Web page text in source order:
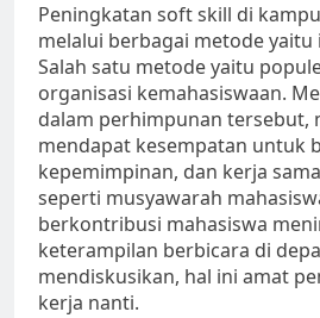
Peningkatan soft skill di
melalui berbagai metode
Salah satu metode yaitu
organisasi kemahasiswaan.
dalam perhimpunan tersebut,
mendapat kesempatan untuk
kepemimpinan, dan kerja
seperti musyawarah
berkontribusi mahasiswa
keterampilan berbicara di
mendiskusikan, hal ini amat
kerja nanti.